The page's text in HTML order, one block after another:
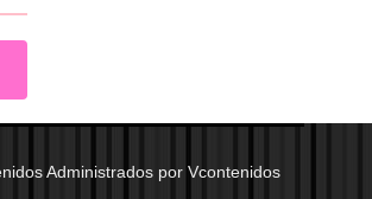
Administrados por Vcontenidos